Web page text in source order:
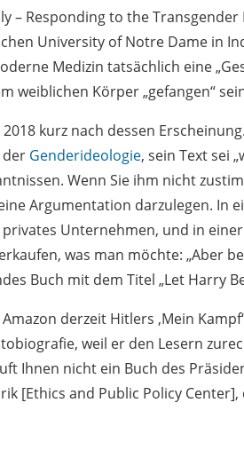
– Responding to the
University of Notre Dame in
Medizin tatsächlich eine
weiblichen Körper „gefangen“
2018 kurz nach dessen
der Genderideologie, sein Text sei
Wenn Sie ihm nicht
Argumentation darzulegen. In
Unternehmen, und in
was man möchte: „Aber
Buch mit dem Titel „Let Harry
derzeit Hitlers ‚Mein
weil er den Lesern
Ihnen nicht ein Buch des
[Ethics and Public Policy